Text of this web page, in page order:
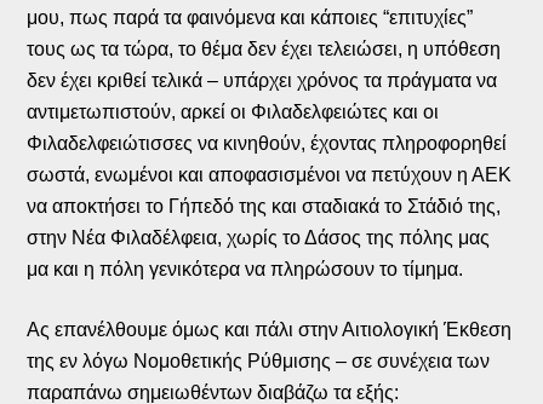
μου, πως παρά τα φαινόμενα και κάποιες “επιτυχίες”
τους ως τα τώρα, το θέμα δεν έχει τελειώσει, η υπόθεση
δεν έχει κριθεί τελικά – υπάρχει χρόνος τα πράγματα να
αντιμετωπιστούν, αρκεί οι Φιλαδελφειώτες και οι
Φιλαδελφειώτισσες να κινηθούν, έχοντας πληροφορηθεί
σωστά, ενωμένοι και αποφασισμένοι να πετύχουν η ΑΕΚ
να αποκτήσει το Γήπεδό της και σταδιακά το Στάδιό της,
στην Νέα Φιλαδέλφεια, χωρίς το Δάσος της πόλης μας
μα και η πόλη γενικότερα να πληρώσουν το τίμημα.
Ας επανέλθουμε όμως και πάλι στην Αιτιολογική Έκθεση
της εν λόγω Νομοθετικής Ρύθμισης – σε συνέχεια των
παραπάνω σημειωθέντων διαβάζω τα εξής: